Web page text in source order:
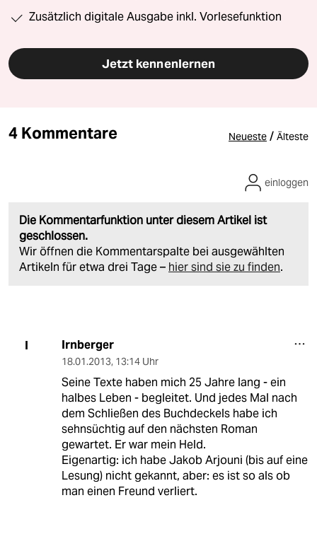
Zusätzlich digitale Ausgabe inkl. Vorlesefunktion
Jetzt kennenlernen
4 Kommentare Neueste / Älteste
Die Kommentarfunktion unter diesem Artikel ist
geschlossen.
Wir öffnen die Kommentarspalte bei ausgewählten
Artikeln für etwa drei Tage – hier sind sie zu finden.
einloggen
I Irnberger
18.01.2013, 13:14 Uhr
Seine Texte haben mich 25 Jahre lang - ein
halbes Leben - begleitet. Und jedes Mal nach
dem Schließen des Buchdeckels habe ich
sehnsüchtig auf den nächsten Roman
gewartet. Er war mein Held.
Eigenartig: ich habe Jakob Arjouni (bis auf eine
Lesung) nicht gekannt, aber: es ist so als ob
man einen Freund verliert.